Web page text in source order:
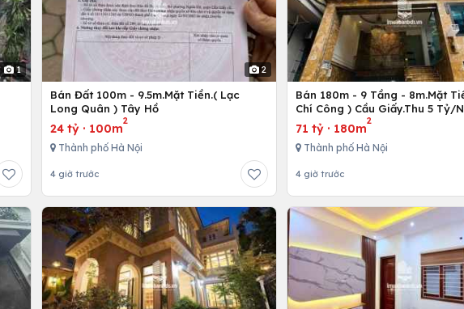
1 2
Bán Đất 100m - 9.5m.Mặt Tiền.( Lạc
Long Quân ) Tây Hồ
24 tỷ · 100m
2
Thành phố Hà Nội
4 giờ trước
Bán 180m - 9 Tầng - 8m.Mặt
Chí Công ) Cầu Giấy.Thu 5 Tỷ/
71 tỷ· 180m
2
Thành phố Hà Nội
4 giờ trước